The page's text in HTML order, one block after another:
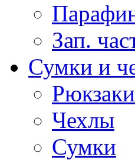
Зап.
Сумки и
Рюкзаки
Чехлы
Сумки